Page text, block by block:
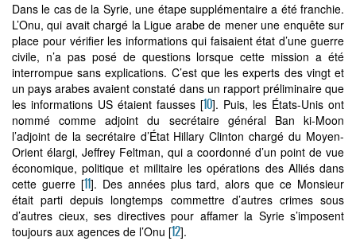
Dans le cas de la Syrie, une étape supplémentaire a été franchie.
L’Onu, qui avait chargé la Ligue arabe de mener une enquête sur
place pour vérifier les informations qui faisaient état d’une guerre
civile, n’a pas posé de questions lorsque cette mission a été
interrompue sans explications. C’est que les experts des vingt et
un pays arabes avaient constaté dans un rapport préliminaire que
les informations US étaient fausses [10]. Puis, les États-Unis ont
nommé comme adjoint du secrétaire général Ban ki-Moon
l’adjoint de la secrétaire d’État Hillary Clinton chargé du Moyen-
Orient élargi, Jeffrey Feltman, qui a coordonné d’un point de vue
économique, politique et militaire les opérations des Alliés dans
cette guerre[11]. Des années plus tard, alors que ce Monsieur
était parti depuis longtemps commettre d’autres crimes sous
d’autres cieux, ses directives pour affamer la Syrie s’imposent
toujours aux agences de l’Onu [12].